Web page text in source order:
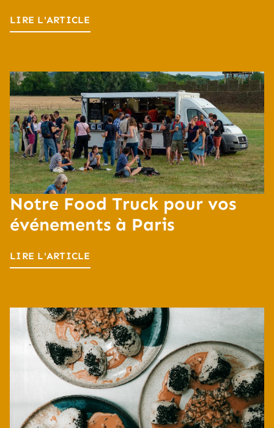
LIRE L'ARTICLE
Notre Food Truck pour vos
événements à Paris
LIRE L'ARTICLE